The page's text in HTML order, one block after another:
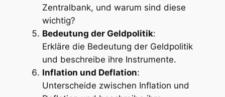
Zentralbank, und warum sind diese
wichtig?
Bedeutung der Geldpolitik:
Erkläre die Bedeutung der Geldpolitik
und beschreibe ihre Instrumente.
Inflation und Deflation:
Unterscheide zwischen Inflation und